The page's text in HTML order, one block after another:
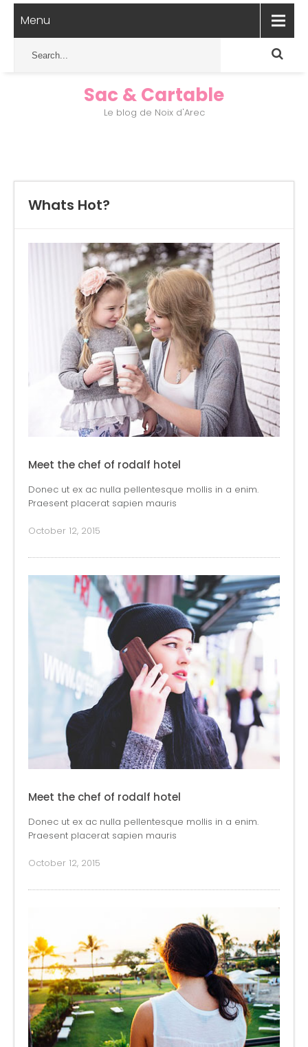
Menu
Sac & Cartable
Le blog de Noix d'Arec
Whats Hot?
Meet the chef of rodalf hotel
Donec ut ex ac nulla pellentesque mollis in a enim.
Praesent placerat sapien mauris
October 12, 2015
Meet the chef of rodalf hotel
Donec ut ex ac nulla pellentesque mollis in a enim.
Praesent placerat sapien mauris
October 12, 2015